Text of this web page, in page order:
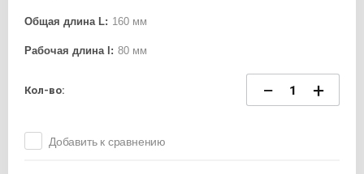
Общая длина L: 160 мм
Рабочая длина l: 80 мм
Кол-во: − +
Добавить к сравнению